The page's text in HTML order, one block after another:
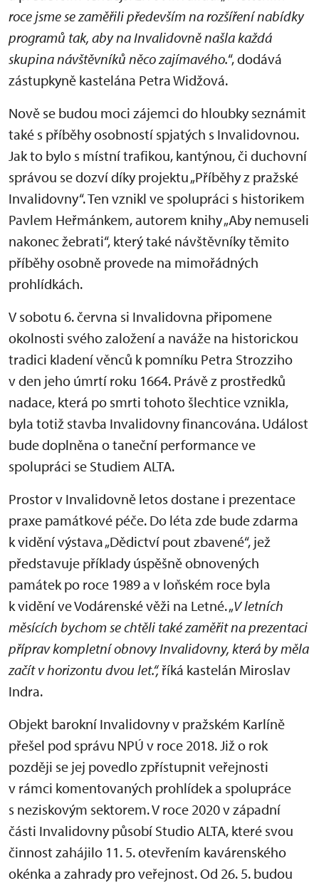
roce jsme se zaměřili především na rozšíření nabídky
programů tak, aby na Invalidovně našla každá
skupina návštěvníků něco zajímavého.“, dodává
zástupkyně kastelána Petra Widžová.
Nově se budou moci zájemci do hloubky seznámit
také s příběhy osobností spjatých s Invalidovnou.
Jak to bylo s místní trafikou, kantýnou, či duchovní
správou se dozví díky projektu „Příběhy z pražské
Invalidovny“. Ten vznikl ve spolupráci s historikem
Pavlem Heřmánkem, autorem knihy „Aby nemuseli
nakonec žebrati“, který také návštěvníky těmito
příběhy osobně provede na mimořádných
prohlídkách.
V sobotu 6. června si Invalidovna připomene
okolnosti svého založení a naváže na historickou
tradici kladení věnců k pomníku Petra Strozziho
v den jeho úmrtí roku 1664. Právě z prostředků
nadace, která po smrti tohoto šlechtice vznikla,
byla totiž stavba Invalidovny financována. Událost
bude doplněna o taneční performance ve
spolupráci se Studiem ALTA.
Prostor v Invalidovně letos dostane i prezentace
praxe památkové péče. Do léta zde bude zdarma
k vidění výstava „Dědictví pout zbavené“, jež
představuje příklady úspěšně obnovených
památek po roce 1989 a v loňském roce byla
k vidění ve Vodárenské věži na Letné. „V letních
měsících bychom se chtěli také zaměřit na prezentaci
příprav kompletní obnovy Invalidovny, která by měla
začít v horizontu dvou let.“, říká kastelán Miroslav
Indra.
Objekt barokní Invalidovny v pražském Karlíně
přešel pod správu NPÚ v roce 2018. Již o rok
později se jej povedlo zpřístupnit veřejnosti
v rámci komentovaných prohlídek a spolupráce
s neziskovým sektorem. V roce 2020 v západní
části Invalidovny působí Studio ALTA, které svou
činnost zahájilo 11. 5. otevřením kavárenského
okénka a zahrady pro veřejnost. Od 26. 5. budou